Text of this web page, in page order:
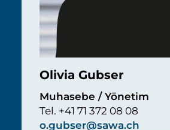
Olivia Gubser
Muhasebe / Yönetim
Tel. +41 71 372 08 08
o.gubser@sawa.ch